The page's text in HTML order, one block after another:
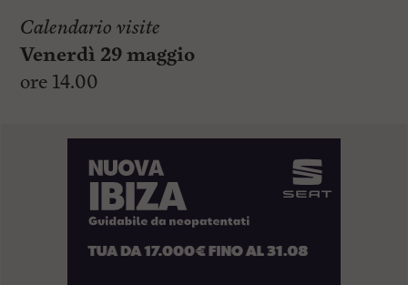
Calendario visite
Venerdì 29 maggio
ore 14.00